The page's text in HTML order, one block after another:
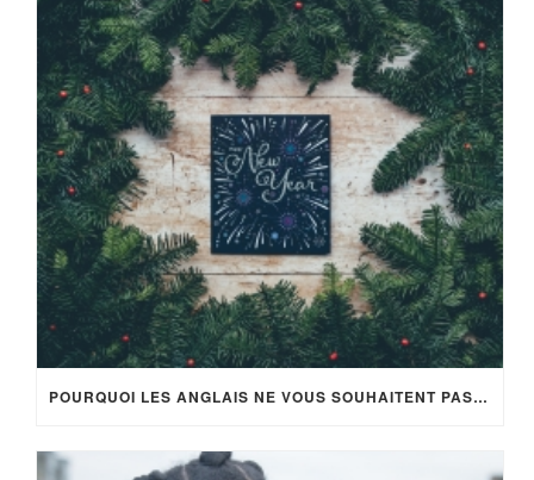
POURQUOI LES ANGLAIS NE VOUS SOUHAITENT PAS LA BONNE ANNÉE